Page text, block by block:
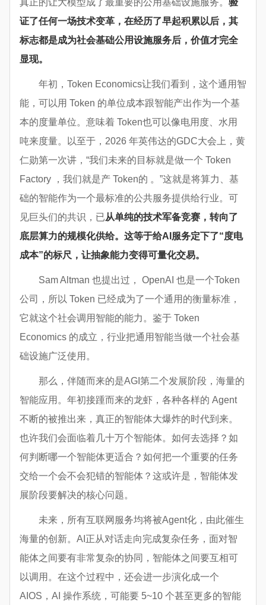
真正的让大模型成了最重要的公用基础设施服务。 验
证了任何一场技术变革，在经历了早起积累以后，其
标志都是成为社会基础公用设施服务后，价值才完全
显现。
年初，Token Economics让我们看到，这个通用智
能，可以用 Token 的单位成本跟智能产出作为一个基
本的度量单位。意味着 Token也可以像电用度、水用
吨来度量。以至于，2026 年英伟达的GDC大会上，黄
仁勋第一次讲，“我们未来的目标就是做一个 Token
Factory ，我们就是产 Token的 。”这就是将算力、基
础的智能作为一个最标准的公共服务提供给行业。可
见巨头们的共识，已从单纯的技术军备竞赛，转向了
底层算力的规模化供给。这等于给AI 服务定下了“度电
成本”的标尺，让抽象能力变得可量化交易。
Sam Altman 也提出过， OpenAI 也是一个Token
公司，所以 Token 已经成为了一个通用的衡量标准，
它就这个社会调用智能的能力。鉴于 Token
Economics 的成立，行业把通用智能当做一个社会基
础设施广泛使用。
那么，伴随而来的是AGI第二个发展阶段，海量的
智能应用。年初接踵而来的龙虾，各种各样的 Agent
不断的被推出来，真正的智能体大爆炸的时代到来。
也许我们会面临着几十万个智能体。如何去选择？如
何判断哪一个智能体更适合？如何把一个重要的任务
交给一个会不会犯错的智能体？这或许是，智能体发
展阶段要解决的核心问题。
未来，所有互联网服务均将被Agent化，由此催生
海量的创新。AI正从对话走向完成复杂任务，面对智
能体之间要有非常复杂的协同，智能体之间要互相可
以调用。在这个过程中，还会进一步演化成一个
AIOS，AI 操作系统，可能要 5~10 个甚至更多的智能